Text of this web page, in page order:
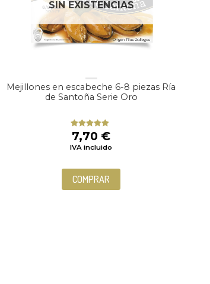
SIN EXISTENCIAS
Mejillones en escabeche 6-8 piezas Ría
de Santoña Serie Oro
Valorado
con5.00
de
5
7,70 €
IVA incluido
COMPRAR